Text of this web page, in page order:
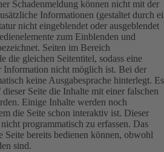
Schadenmeldung können nicht mit der
Informationen (gestaltet durch
nicht eingeblendet oder ausgeblendet
zum Einblenden und
Seiten im Bereich
die gleichen Seitentitel, sodass eine
Information nicht möglich ist. Bei der
keine Ausgabesprache hinterlegt. Es
Seite die Inhalte mit einer falschen
Einige Inhalte werden noch
die Seite schon interaktiv ist. Dieser
programmatisch zu erfassen. Das
Seite bereits bedienen können, obwohl
sind.